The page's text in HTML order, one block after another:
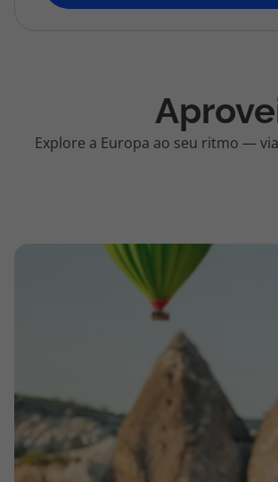
topatlantico@topatlantico.com
Explore a Europa ao seu ritmo —